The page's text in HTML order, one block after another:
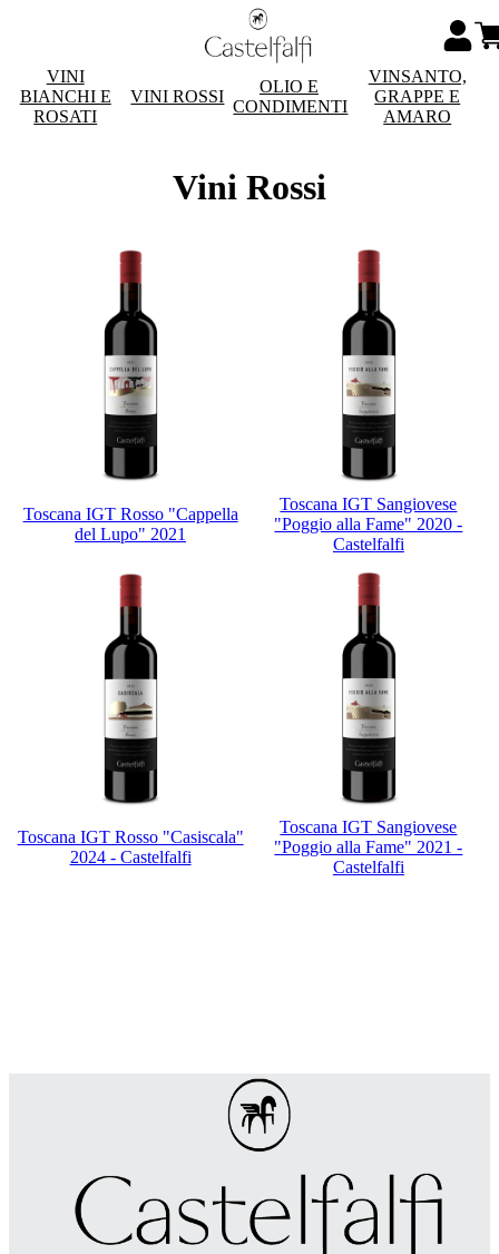
VINI
BIANCHI E
ROSATI
VINI ROSSI
OLIO E
CONDIMENTI
VINSANTO,
GRAPPE E
AMARO
Vini Rossi
Toscana IGT Rosso "Cappella
del Lupo" 2021
Toscana IGT Sangiovese
"Poggio alla Fame" 2020 -
Castelfalfi
Toscana IGT Rosso "Casiscala"
2024 - Castelfalfi
Toscana IGT Sangiovese
"Poggio alla Fame" 2021 -
Castelfalfi